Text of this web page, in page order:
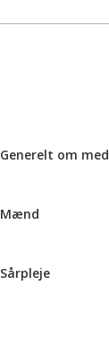
Generelt om
Mænd
Sårpleje